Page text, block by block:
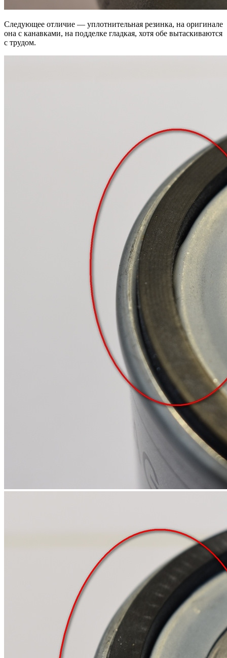
Следующее отличие — уплотнительная резинка, на оригинале
она с канавками, на подделке гладкая, хотя обе вытаскиваются
с трудом.